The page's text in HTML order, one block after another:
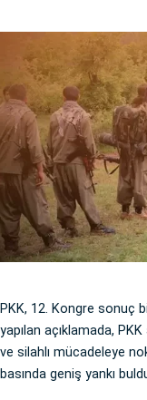
PKK, 12. Kongre sonuç
yapılan açıklamada,
ve silahlı mücadeleye
basında geniş yankı